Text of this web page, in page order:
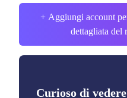
+ Aggiungi account
dettagliata del
Curioso di